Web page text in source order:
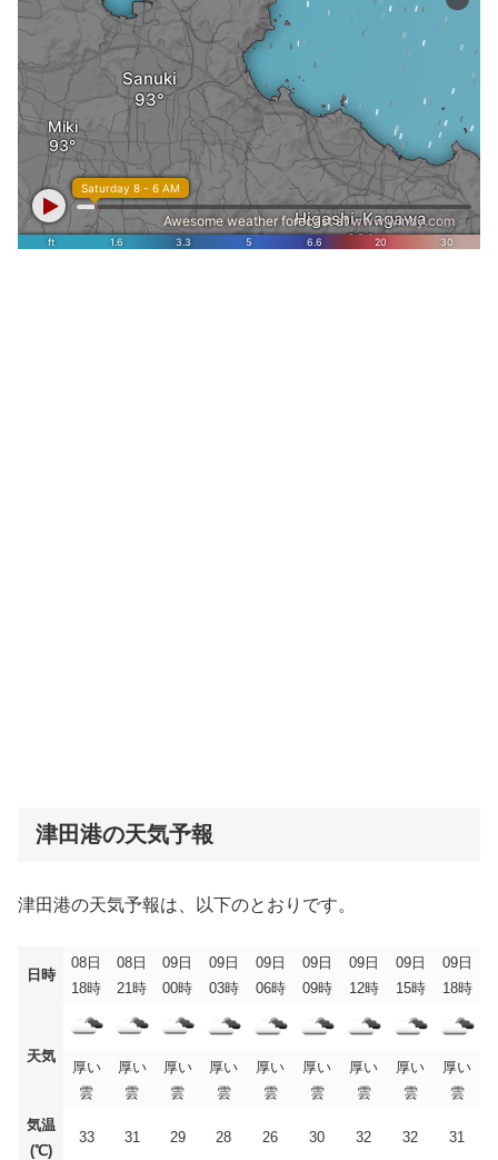
津田港の天気予報
津田港の天気予報は、以下のとおりです。
日時
08日
18時
08日
21時
09日
00時
09日
03時
09日
06時
09日
09時
09日
12時
09日
15時
09日
18時
天気
厚い
雲
厚い
雲
厚い
雲
厚い
雲
厚い
雲
厚い
雲
厚い
雲
厚い
雲
厚い
雲
気温
(℃)
33 31 29 28 26 30 32 32 31